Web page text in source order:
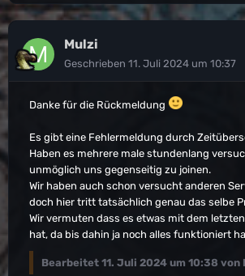
Mulzi
Geschrieben 11. Juli 2024 um 10:37
Danke für die Rückmeldung
Es gibt eine Fehlermeldung durch
Haben es mehrere male stundenlang
unmöglich uns gegenseitig zu joinen.
Wir haben auch schon versucht anderen
doch hier tritt tatsächlich genau das selbe
Wir vermuten dass es etwas mit dem
hat, da bis dahin ja noch alles funktioniert
Bearbeitet 11. Juli 2024 um 10:38 von